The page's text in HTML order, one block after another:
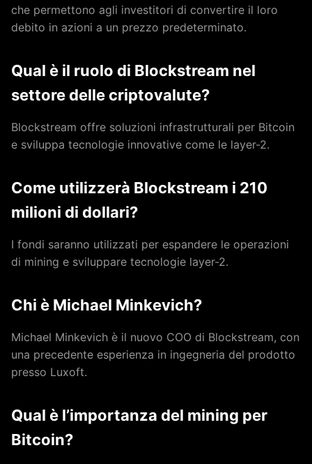
che permettono agli investitori di convertire il loro
debito in azioni a un prezzo predeterminato.
Qual è il ruolo di Blockstream nel
settore delle criptovalute?
Blockstream offre soluzioni infrastrutturali per Bitcoin
e sviluppa tecnologie innovative come le layer-2.
Come utilizzerà Blockstream i 210
milioni di dollari?
I fondi saranno utilizzati per espandere le operazioni
di mining e sviluppare tecnologie layer-2.
Chi è Michael Minkevich?
Michael Minkevich è il nuovo COO di Blockstream, con
una precedente esperienza in ingegneria del prodotto
presso Luxoft.
Qual è l’importanza del mining per
Bitcoin?